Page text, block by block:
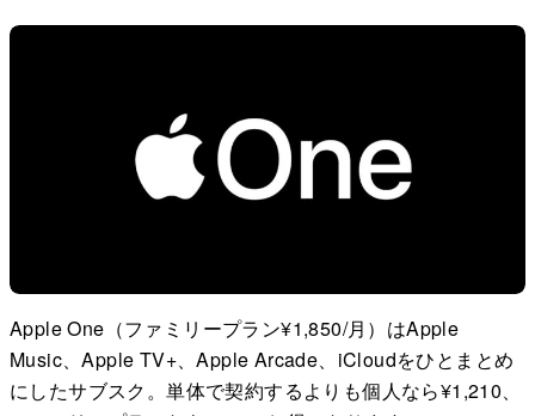
Apple One（ファミリープラン¥1,850/月）はApple
Music、Apple TV+、Apple Arcade、iCloudをひとまとめ
にしたサブスク。単体で契約するよりも個人なら¥1,210、